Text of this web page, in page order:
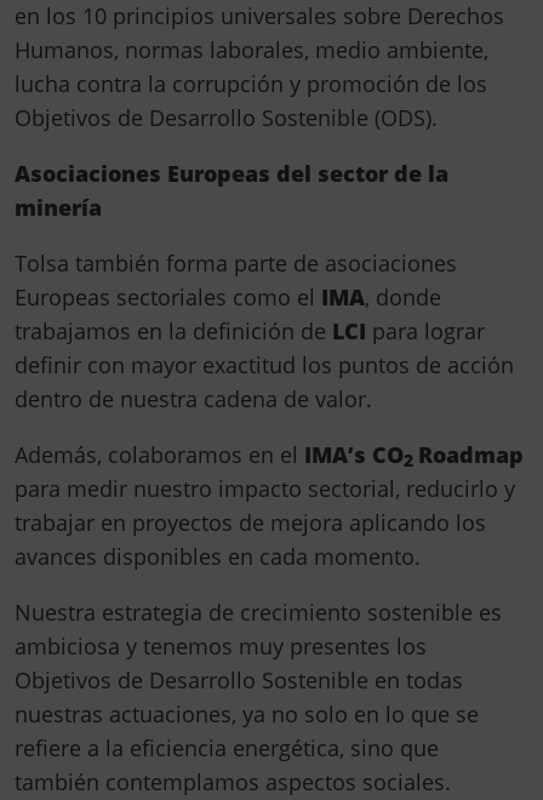
en los 10 principios universales sobre Derechos
Humanos, normas laborales, medio ambiente,
lucha contra la corrupción y promoción de los
Objetivos de Desarrollo Sostenible (ODS).
Asociaciones Europeas del sector de la
minería
Tolsa también forma parte de asociaciones
Europeas sectoriales como el IMA, donde
trabajamos en la definición de LCI para lograr
definir con mayor exactitud los puntos de acción
dentro de nuestra cadena de valor.
Además, colaboramos en el IMA’s CO2 Roadmap
para medir nuestro impacto sectorial, reducirlo y
trabajar en proyectos de mejora aplicando los
avances disponibles en cada momento.
Nuestra estrategia de crecimiento sostenible es
ambiciosa y tenemos muy presentes los
Objetivos de Desarrollo Sostenible en todas
nuestras actuaciones, ya no solo en lo que se
refiere a la eficiencia energética, sino que
también contemplamos aspectos sociales.